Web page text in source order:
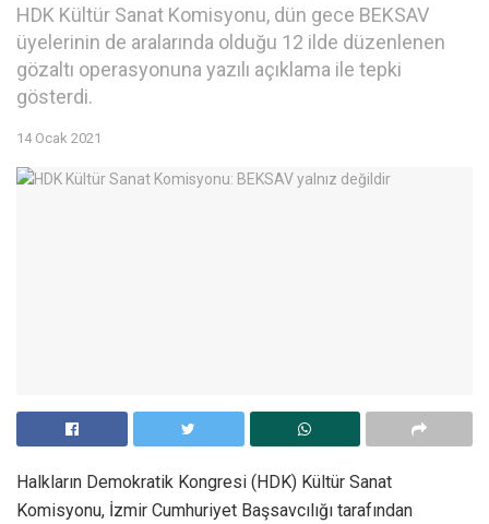
HDK Kültür Sanat Komisyonu, dün gece BEKSAV
üyelerinin de aralarında olduğu 12 ilde düzenlenen
gözaltı operasyonuna yazılı açıklama ile tepki
gösterdi.
14 Ocak 2021
Halkların Demokratik Kongresi (HDK) Kültür Sanat
Komisyonu, İzmir Cumhuriyet Başsavcılığı tarafından